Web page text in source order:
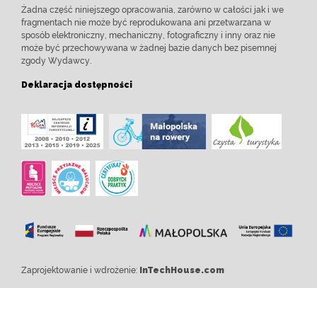
Żadna część niniejszego opracowania, zarówno w całości jak i we
fragmentach nie może być reprodukowana ani przetwarzana w
sposób elektroniczny, mechaniczny, fotograficzny i inny oraz nie
może być przechowywana w żadnej bazie danych bez pisemnej
zgody Wydawcy.
Deklaracja dostępności
Zaprojektowanie i wdrożenie: InTechHouse.com